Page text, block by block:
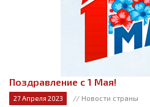
Поздравление с 1 Мая!
27 Апреля 2023 // Новости страны